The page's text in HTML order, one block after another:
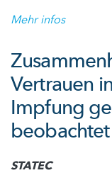
Mehr infos
Vertrauen
Impfung
beobachtet
STATEC